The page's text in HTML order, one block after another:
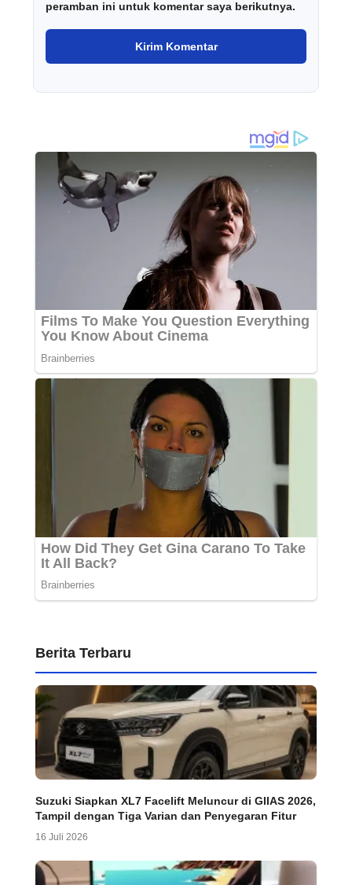
peramban ini untuk komentar saya berikutnya.
Berita Terbaru
Suzuki Siapkan XL7 Facelift Meluncur di GIIAS 2026,
Tampil dengan Tiga Varian dan Penyegaran Fitur
16 Juli 2026